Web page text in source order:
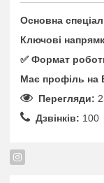
Основна
Ключові
✅️ Формат
Має профіль на
Перегляди:
Дзвінків: 100